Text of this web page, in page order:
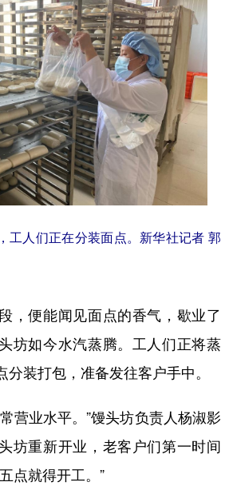
一路 亚太网 上市公司
津 河北 山西
林 上海
州 云南 西藏
甘肃 青海 宁夏
人们正在分装面点。新华社记者 郭
便能闻见面点的香气，歇业了
坊如今水汽蒸腾。工人们正将蒸
装打包，准备发往客户手中。
业水平。”馒头坊负责人杨淑影
坊重新开业，老客户们第一时间
点就得开工。”